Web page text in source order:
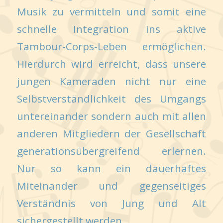
Musik zu vermitteln und somit eine
schnelle Integration ins aktive
Tambour-Corps-Leben ermöglichen.
Hierdurch wird erreicht, dass unsere
jungen Kameraden nicht nur eine
Selbstverständlichkeit des Umgangs
untereinander sondern auch mit allen
anderen Mitgliedern der Gesellschaft
generationsübergreifend erlernen.
Nur so kann ein dauerhaftes
Miteinander und gegenseitiges
Verständnis von Jung und Alt